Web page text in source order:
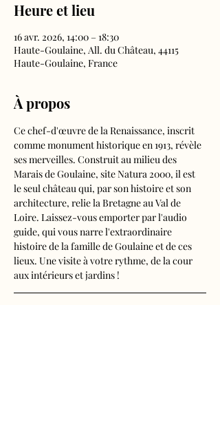
Heure et lieu
16 avr. 2026, 14:00 – 18:30
Haute-Goulaine, All. du Château, 44115
Haute-Goulaine, France
À propos
Ce chef-d'œuvre de la Renaissance, inscrit
comme monument historique en 1913, révèle
ses merveilles. Construit au milieu des
Marais de Goulaine, site Natura 2000, il est
le seul château qui, par son histoire et son
architecture, relie la Bretagne au Val de
Loire. Laissez-vous emporter par l'audio
guide, qui vous narre l'extraordinaire
histoire de la famille de Goulaine et de ces
lieux. Une visite à votre rythme, de la cour
aux intérieurs et jardins !